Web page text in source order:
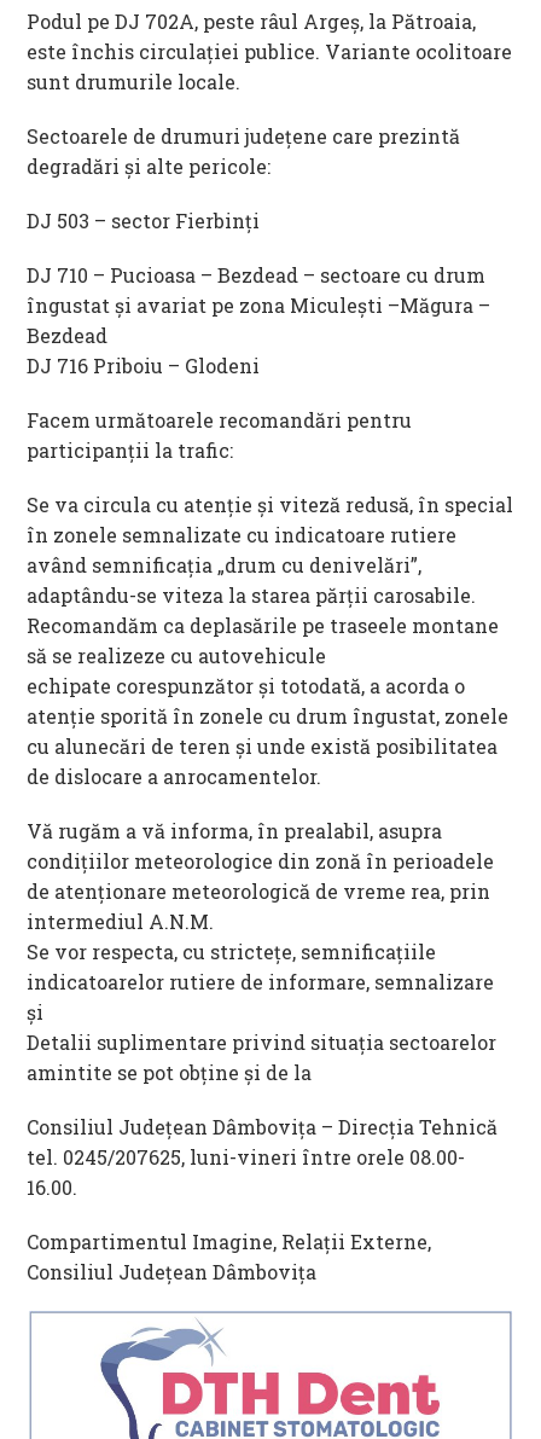
Podul pe DJ 702A, peste râul Argeş, la Pătroaia,
este închis circulaţiei publice. Variante ocolitoare
sunt drumurile locale.
Sectoarele de drumuri judeţene care prezintă
degradări şi alte pericole:
DJ 503 – sector Fierbinți
DJ 710 – Pucioasa – Bezdead – sectoare cu drum
îngustat și avariat pe zona Miculești –Măgura –
Bezdead
DJ 716 Priboiu – Glodeni
Facem următoarele recomandări pentru
participanţii la trafic:
Se va circula cu atenţie şi viteză redusă, în special
în zonele semnalizate cu indicatoare rutiere
având semnificaţia „drum cu denivelări”,
adaptându-se viteza la starea părţii carosabile.
Recomandăm ca deplasările pe traseele montane
să se realizeze cu autovehicule
echipate corespunzător şi totodată, a acorda o
atenţie sporită în zonele cu drum îngustat, zonele
cu alunecări de teren şi unde există posibilitatea
de dislocare a anrocamentelor.
Vă rugăm a vă informa, în prealabil, asupra
condițiilor meteorologice din zonă în perioadele
de atenționare meteorologică de vreme rea, prin
intermediul A.N.M.
Se vor respecta, cu strictețe, semnificațiile
indicatoarelor rutiere de informare, semnalizare
și
Detalii suplimentare privind situaţia sectoarelor
amintite se pot obţine și de la
Consiliul Judeţean Dâmboviţa – Direcţia Tehnică
tel. 0245/207625, luni-vineri între orele 08.00-
16.00.
Compartimentul Imagine, Relații Externe,
Consiliul Județean Dâmbovița